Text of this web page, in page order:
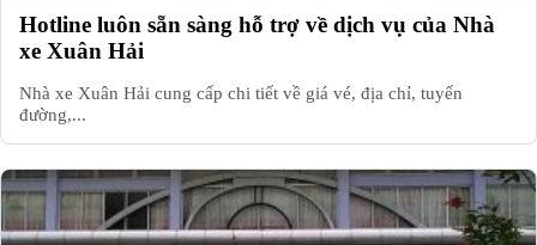
Hotline luôn sẵn sàng hỗ trợ về dịch vụ của Nhà
xe Xuân Hải
Nhà xe Xuân Hải cung cấp chi tiết về giá vé, địa chỉ, tuyến
đường,...